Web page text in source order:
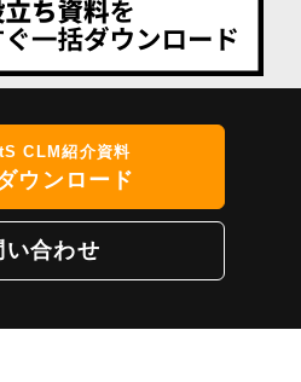
CLM紹介資料
ウンロード
い合わせ